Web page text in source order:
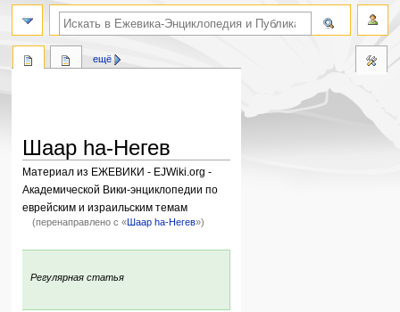
Шаар ha-Негев
Материал из ЕЖЕВИКИ - EJWiki.org -
Академической Вики-энциклопедии по
еврейским и израильским темам
(перенаправлено с «Шаар hа-Негев»)
Перейти
навигации
Перейти
поиску
Регулярная статья
ещё
поиск по словам